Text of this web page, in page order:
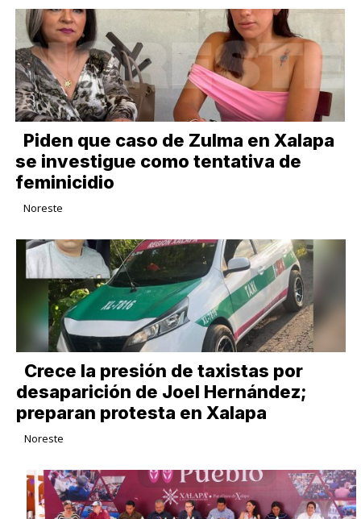
Piden que caso de Zulma en Xalapa
se investigue como tentativa de
feminicidio
Noreste
Crece la presión de taxistas por
desaparición de Joel Hernández;
preparan protesta en Xalapa
Noreste